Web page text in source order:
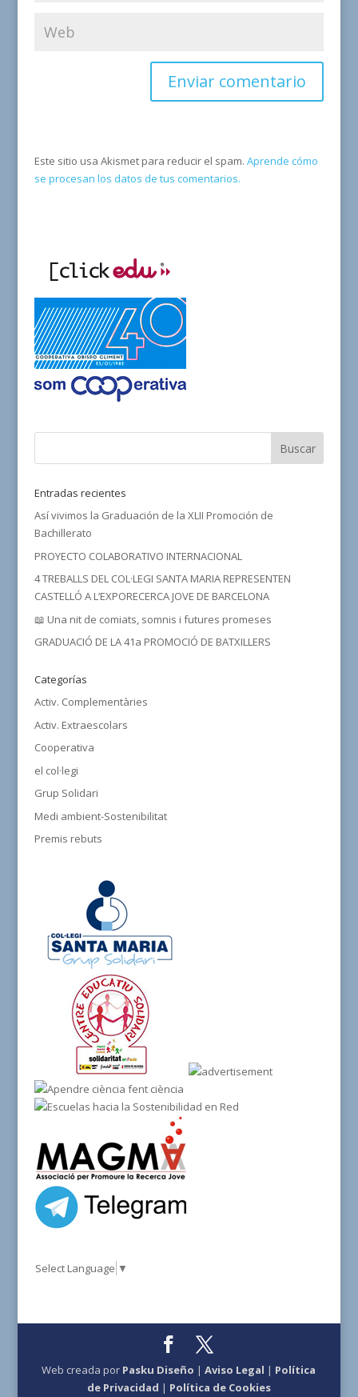
Este sitio usa Akismet para reducir el spam. Aprende cómo
se procesan los datos de tus comentarios.
Entradas recientes
Así vivimos la Graduación de la XLII Promoción de
Bachillerato
PROYECTO COLABORATIVO INTERNACIONAL
4 TREBALLS DEL COL·LEGI SANTA MARIA REPRESENTEN
CASTELLÓ A L’EXPORECERCA JOVE DE BARCELONA
📖 Una nit de comiats, somnis i futures promeses
GRADUACIÓ DE LA 41a PROMOCIÓ DE BATXILLERS
Categorías
Activ. Complementàries
Activ. Extraescolars
Cooperativa
el col·legi
Grup Solidari
Medi ambient-Sostenibilitat
Premis rebuts
Select Language ▼
Web creada por Pasku Diseño |Aviso Legal | Política
de Privacidad | Política de Cookies